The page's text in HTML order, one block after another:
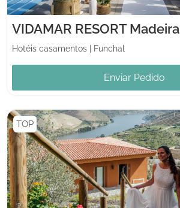
VIDAMAR RESORT Madeira
Hotéis casamentos Funchal
Enviar Pedido
TOP